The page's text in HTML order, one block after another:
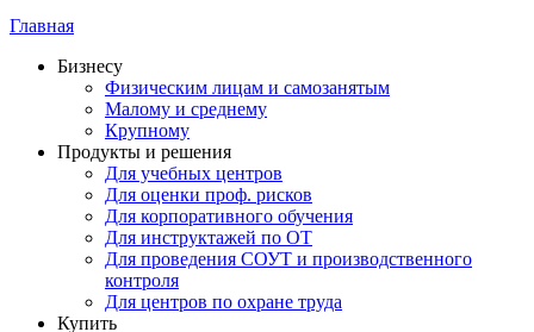
Главная
Бизнесу
Физическим лицам и самозанятым
Малому и среднему
Крупному
Продукты и решения
Для учебных центров
Для оценки проф. рисков
Для корпоративного обучения
Для инструктажей по ОТ
Для проведения СОУТ и производственного
контроля
Для центров по охране труда
Купить